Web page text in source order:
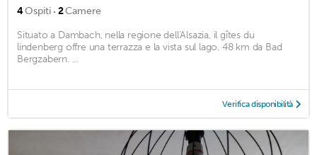
4Ospiti · 2Camere
Situato a Dambach, nella regione dell'Alsazia, il gîtes du
lindenberg offre una terrazza e la vista sul lago. 48 km da Bad
Bergzabern. ...
Verifica disponibilità